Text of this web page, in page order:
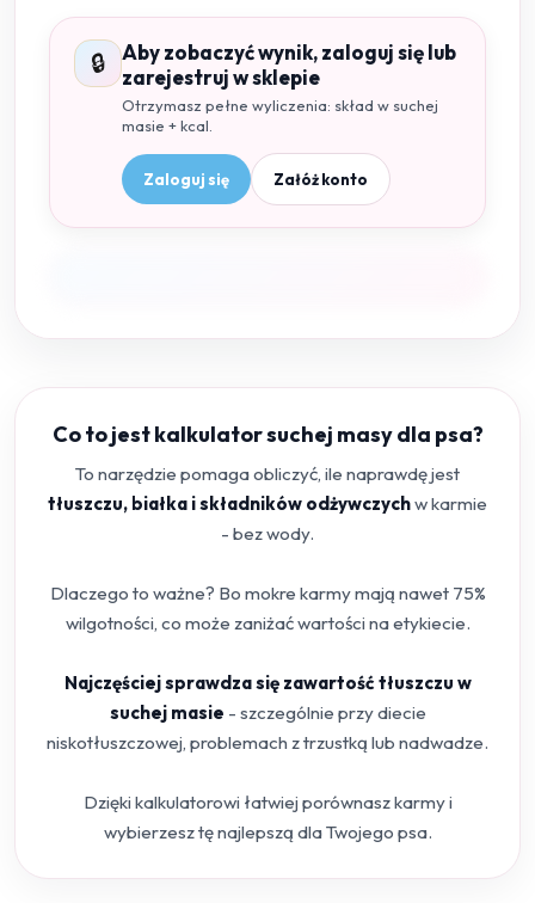
🔒
Aby zobaczyć wynik, zaloguj się lub
zarejestruj w sklepie
Otrzymasz pełne wyliczenia: skład w suchej
masie + kcal.
Zaloguj się Załóż konto
Co to jest kalkulator suchej masy dla psa?
To narzędzie pomaga obliczyć, ile naprawdę jest
tłuszczu, białka i składników odżywczychw karmie
- bez wody.
Dlaczego to ważne? Bo mokre karmy mają nawet 75%
wilgotności, co może zaniżać wartości na etykiecie.
Najczęściej sprawdza się zawartość tłuszczu w
suchej masie - szczególnie przy diecie
niskotłuszczowej, problemach z trzustką lub nadwadze.
Dzięki kalkulatorowi łatwiej porównasz karmy i
wybierzesz tę najlepszą dla Twojego psa.